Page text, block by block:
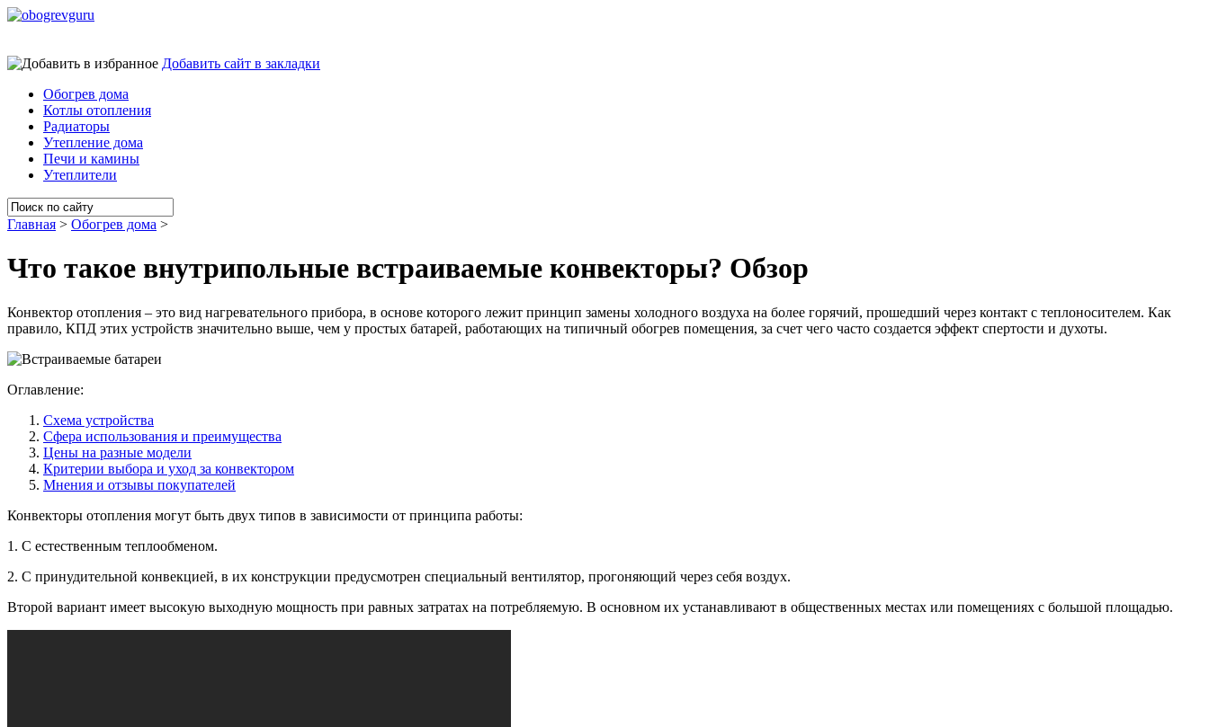
Добавить сайт в закладки
Обогрев дома
Котлы отопления
Радиаторы
Утепление дома
Печи и камины
Утеплители
Главная > Обогрев дома >
Что такое внутрипольные встраиваемые конвекторы? Обзор
Конвектор отопления – это вид нагревательного прибора, в основе которого лежит принцип замены холодного воздуха на более горячий, прошедший через контакт с теплоносителем. Как
правило, КПД этих устройств значительно выше, чем у простых батарей, работающих на типичный обогрев помещения, за счет чего часто создается эффект спертости и духоты.
Оглавление:
Схема устройства
Сфера использования и преимущества
Цены на разные модели
Критерии выбора и уход за конвектором
Мнения и отзывы покупателей
Конвекторы отопления могут быть двух типов в зависимости от принципа работы:
1. С естественным теплообменом.
2. С принудительной конвекцией, в их конструкции предусмотрен специальный вентилятор, прогоняющий через себя воздух.
Второй вариант имеет высокую выходную мощность при равных затратах на потребляемую. В основном их устанавливают в общественных местах или помещениях с большой площадью.